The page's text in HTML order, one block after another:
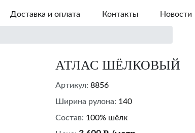
Доставка и оплата Контакты Новости
АТЛАС ШЁЛКОВЫЙ
Артикул:8856
Ширина рулона: 140
Состав: 100% шёлк